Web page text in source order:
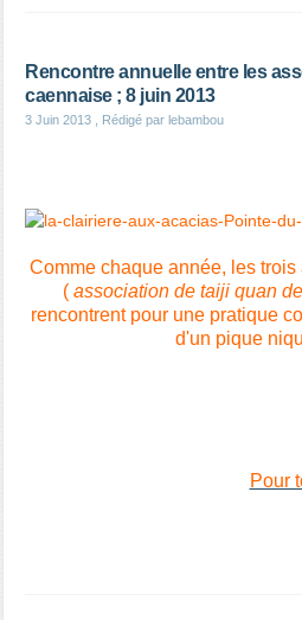
Rencontre annuelle entre les
caennaise ; 8 juin 2013
3 Juin 2013 , Rédigé par lebambou
Comme chaque année, les
( association de taiji quan
rencontrent pour une pratique
d'un pique
Pour